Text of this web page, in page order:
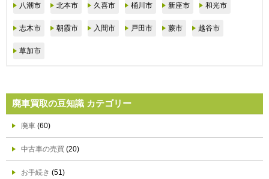
八潮市 北本市 久喜市 桶川市 新座市 和光市
志木市 朝霞市 入間市 戸田市 蕨市 越谷市
草加市
廃車買取の豆知識 カテゴリー
廃車 (60)
中古車の売買 (20)
お手続き (51)